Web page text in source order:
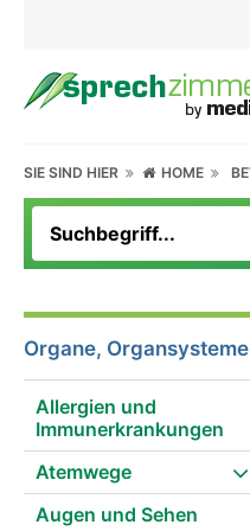
SIE SIND HIER HOME
Organe, Organsysteme
Allergien und
Immunerkrankungen
Atemwege
Augen und Sehen